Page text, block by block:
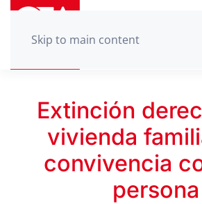
Skip to main content
Extinción
vivienda
convivencia
persona